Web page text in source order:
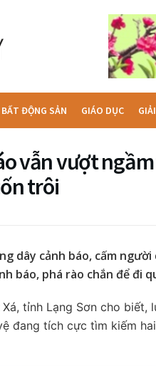
BẤT ĐỘNG SẢN GIÁO DỤC
vẫn vượt
trôi
dây cảnh báo, cấm
báo, phá rào chắn để đi
tỉnh Lạng Sơn cho biết,
đang tích cực tìm kiếm